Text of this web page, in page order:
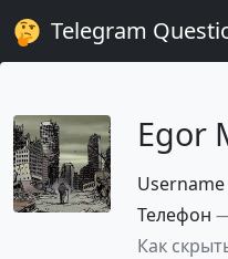
Telegram
Egor
Username
Телефон
Как